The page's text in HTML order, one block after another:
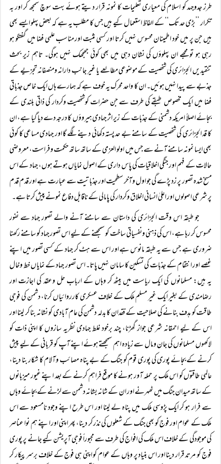
طرز جدوجہد کو اسلام کی معیاری تعلیمات کا نمونہ قرار دیتے ہوئے بہت سوچ سمجھ کر اور بہ
تکرار ’’بڑی حد تک‘‘ کے الفاظ استعمال کیے ہیں جس کا مطلب یہ ہے کہ بعض پہلو ایسے بھی
ہیں جن پر میں خود اطمینان محسوس نہیں کرتا اور کسی مثبت اور مناسب علمی فضا میں گفتگو ہو
رہی ہو تو مجھے ان پہلوؤں کی نشان دہی میں بھی کوئی جھجھک نہیں ہوگی۔ تاہم زیر بحث
تنقیدیں الجزائری کی شخصیت کے موضوعی مطالعے یا غیر جانب دارانہ ومنصفانہ تجزیے کے
جذبے سے پیدا نہیں ہوئیں۔ ان کا واحد محرک یہ خوف ہے کہ ہمارے ہاں ایک خاص جذباتی
فضا میں ایک مخصوص طبقے کی طرف سے جن حضرات کوشخصیت وکردار کی ذاتی بلندی کے
بجائے اصلاً امریکہ دشمنی کے جذبات کے زیر اثر جہادی ہیروؤں کا درجہ دے دیا گیا ہے، ان
کا قد الجزائری کی شخصیت کے سامنے بے حد پستہ دکھائی دینے لگے گا اور جہادی مساعی کا کوئی
بھی ایسا نمونہ سامنے آنے سے جس میں اولو العزمی کے ساتھ ساتھ حکمت وفراست، معروضی
حالات کے فہم اور جنگی اخلاقیات کی پاس داری کے اصول نمایاں ہوتے ہوں، جہاد کے اس
مسخ شدہ تصور پر زد پڑے گی جو اول وآخر سطحیت اور جذباتیت سے عبارت ہے اور قدم قدم
پر شرعی اصولوں اور اعلیٰ انسانی اخلاق وکردار کی پامالی کے ناقابل دفاع نمونے پیش کرتا ہے۔
جو طبقہ اس وقت الجزائری کی داستان سے سامنے آنے والے تصور جہاد سے نفور
محسوس کر رہا ہے، اس کی ذہنی ونفسیاتی ساخت کو سمجھنے کے لیے اس تصور جہاد کو سامنے رکھنا
ضروری ہے جس سے یہ طبقہ مانوس ہے اور اس سے ہٹ کر جہاد کے کسی تصور میں اپنے
غصے اور انتقام کے جذبات کی تسکین کا سامان نہیں پاتا۔ اس تصور جہاد کے نمایاں خط وخال
یہ ہیں: مسلمانوں کی ایک ریاست میں بیٹھ کر وہاں کے ارباب حل وعقد کی اجازت اور
رضامندی کے بغیر ایک غیر مسلم ملک کے خلاف عسکری کارروائیاں کرنا، دشمن کی فوجی
طاقت کو ہدف بنانے کی صلاحیت کے فقدان کا بدلہ دشمن کی عام آبادی کو نشانہ بنا کر لینا اور
اس کے لیے احمقانہ شرعی جواز گھڑنا، چند برخود غلط جہادی نظریہ سازوں کا اپنی ذات کو
لاکھوں مسلمانوں کی جان ومال سے زیادہ اہم سمجھتے ہوئے اپنے آپ کو قربانی کے لیے پیش
کرنے کے بجائے پوری کی پوری قوم کو جنگ کے بے پناہ مصائب وآلام کا شکار بنا دینا،
عالمی طاقتوں کو اس ملک پر حملہ آور ہونے کا موقع فراہم کرنے کے بعد اپنے غیور میزبانوں
کے ساتھ میدان جنگ میں ٹھہرنے اور ان کے شانہ بشانہ دشمن سے لڑنے کے بجائے وہاں
سے فرار ہو کر ایک پڑوسی ملک میں پناہ لے لینا اور اس طرح اپنے وجود نامسعود سے اس
ملک کے عوام اور فوج کو بھی جنگ کے شعلوں کی نذر کر دینا، پھر اپنی اور اپنے ہم نوا عناصر
کی موجودگی کے خلاف اس ملک کی افواج کی طرف سے مجبوراً فوجی آپریشن کیے جانے پر پوری
فوج کو مرتد قرار دینا اور اس بنیاد پر وہاں کے عوام کو اپنی ہی فوج کے خلاف برسر پیکار کر